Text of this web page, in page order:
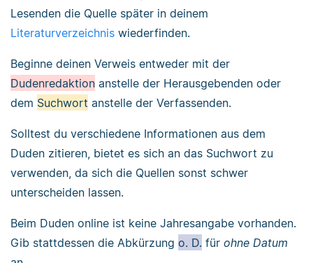
Lesenden die Quelle später in deinem
Literaturverzeichnis wiederfinden.
Beginne deinen Verweis entweder mit der
Dudenredaktion anstelle der Herausgebenden oder
dem Suchwort anstelle der Verfassenden.
Solltest du verschiedene Informationen aus dem
Duden zitieren, bietet es sich an das Suchwort zu
verwenden, da sich die Quellen sonst schwer
unterscheiden lassen.
Beim Duden online ist keine Jahresangabe vorhanden.
Gib stattdessen die Abkürzung o. D. für ohne Datum